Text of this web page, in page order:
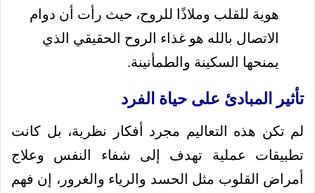
هوية للقلب وملاذًا للروح، حيث رأت أن دوام
الاتصال بالله هو غذاء الروح الحقيقي الذي
يمنحها السكينة والطمأنينة.
تأثير المبادئ على حياة الفرد
لم تكن هذه التعاليم مجرد أفكار نظرية، بل كانت
تطبيقات عملية تهدف إلى شفاء النفس وعلاج
أمراض القلوب مثل الحسد والرياء والغرور، إن فهم